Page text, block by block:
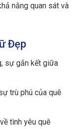
năng quan sát và
Đẹp
sự gắn kết giữa
trù phú của quê
tình yêu quê